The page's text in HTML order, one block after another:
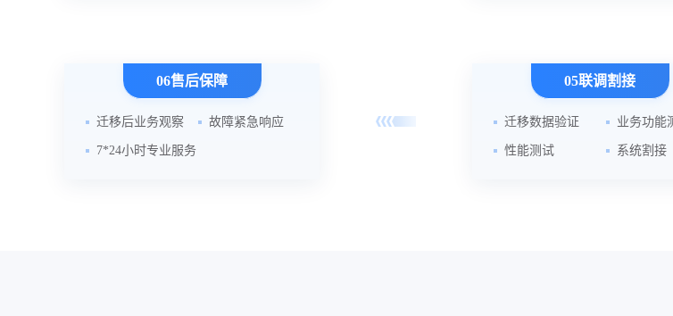
06售后保障
迁移后业务观察 故障紧急响应
7*24小时专业服务
05联调割接
迁移数据验证 业务功能
性能测试 系统割接